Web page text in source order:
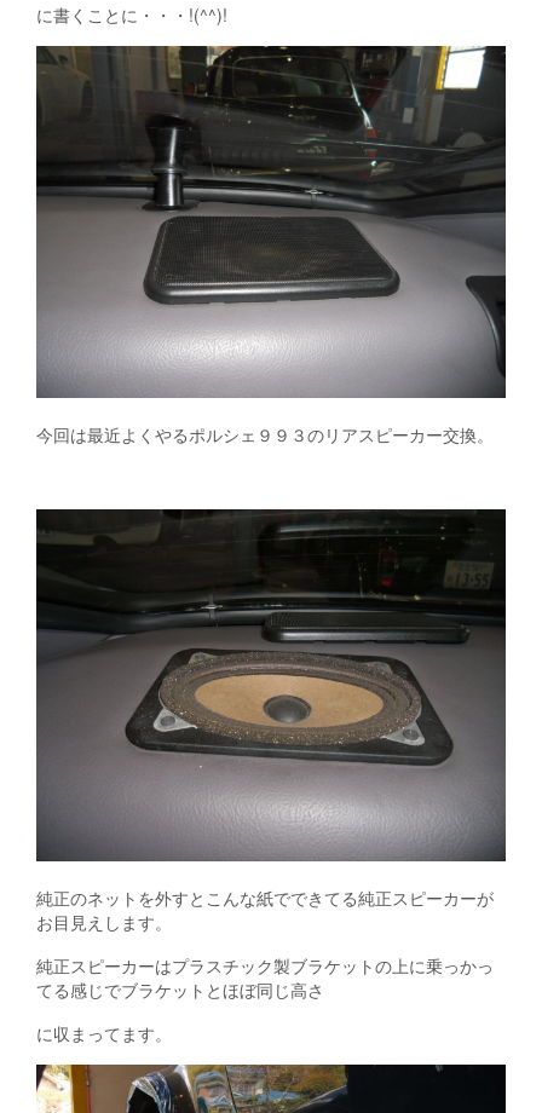
に書くことに・・・!(^^)!
今回は最近よくやるポルシェ９９３のリアスピーカー交換。
純正のネットを外すとこんな紙でできてる純正スピーカーが
お目見えします。
純正スピーカーはプラスチック製ブラケットの上に乗っかっ
てる感じでブラケットとほぼ同じ高さ
に収まってます。